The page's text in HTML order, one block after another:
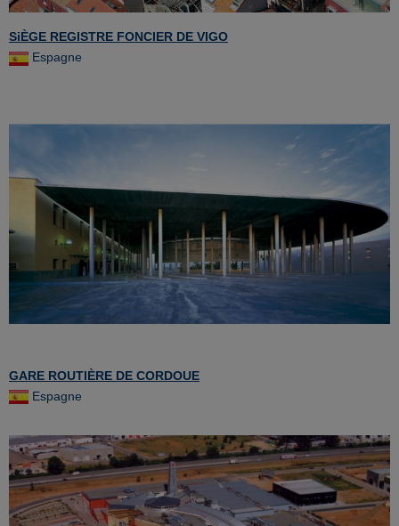
SiÈGE REGISTRE FONCIER DE VIGO
Espagne
GARE ROUTIÈRE DE CORDOUE
Espagne